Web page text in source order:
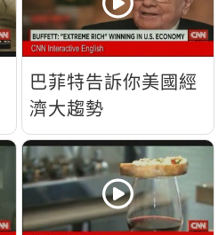
巴菲特告訴你美國經
濟大趨勢